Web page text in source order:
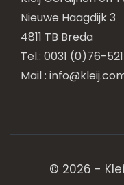
Nieuwe Haagdijk 3
4811 TB Breda
Tel.: 0031 (0)76-
Mail :
© 2026 -